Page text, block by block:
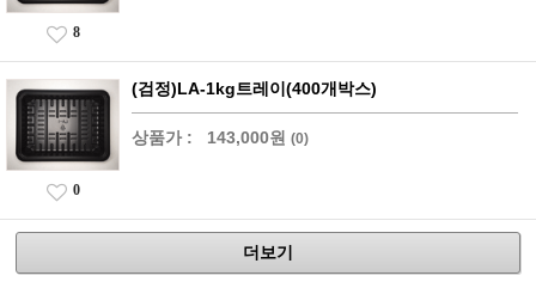
8
(검정)LA-1kg트레이(400개박스)
상품가 : 143,000원 (0)
0
더보기